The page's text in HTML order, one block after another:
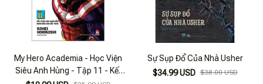
My Hero Academia - Học Viện
Siêu Anh Hùng - Tập 11 - Kết
Sự Sụp Đổ Của Nhà Usher
$34.99 USD $38.00 USD